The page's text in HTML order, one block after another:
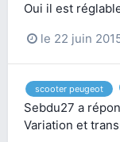
Oui il est
le 22 juin
scooter peugeot
Sebdu27 a
Variation et